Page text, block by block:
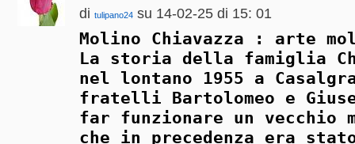
di tulipano24 su 14-02-25 di 15: 01
Molino Chiavazza : arte
La storia della famiglia
nel lontano 1955 a
fratelli Bartolomeo e
far funzionare un vecchio
che in precedenza era